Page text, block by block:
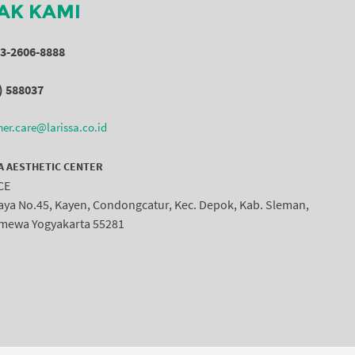
KAMI
2606-8888
588037
AESTHETIC CENTER
No.45, Kayen, Condongcatur, Kec. Depok, Kab. Sleman,
Yogyakarta 55281